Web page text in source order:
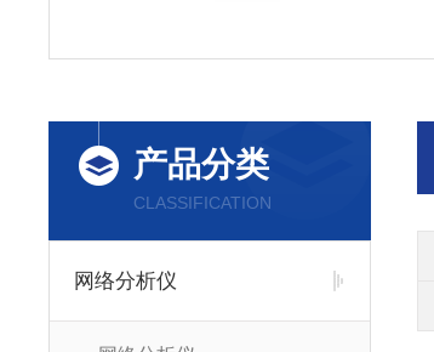
产品分类
CLASSIFICATION
网络分析仪